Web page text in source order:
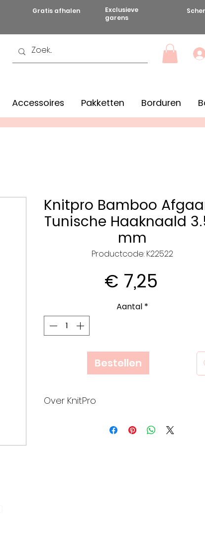
Gratis afhalen
Exclusieve
garens
Accessoires Pakketten Borduren
Knitpro Bamboo
Tunische Haaknaald
mm
Productcode: K22522
€ 7,25
Aantal *
Bestellen
Over KnitPro
ontwerp en het vakmanschap. KnitPro